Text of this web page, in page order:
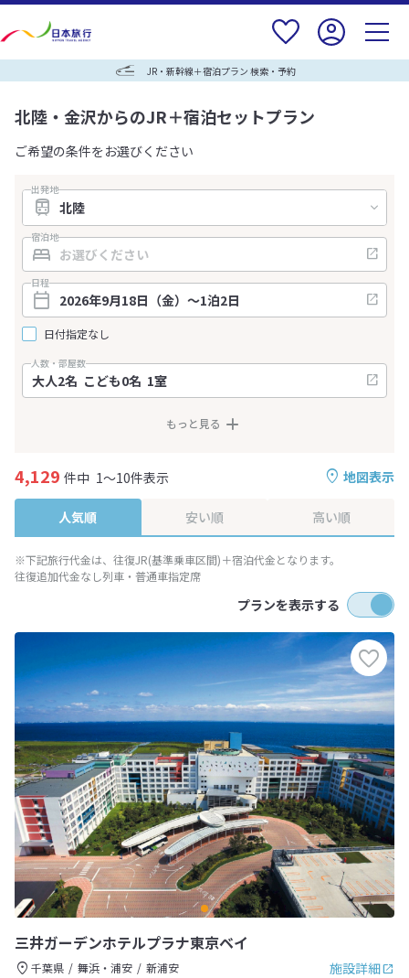
JR・新幹線＋宿泊プラン 検索・予約
北陸・金沢からのJR＋宿泊セットプラン
ご希望の条件をお選びください
出発地
宿泊地
日程
日付指定なし
人数・部屋数
もっと見る
地図表示
4,129 件中 1～10件表示
人気順 安い順 高い順
※下記旅行代金は、往復JR(基準乗車区間)＋宿泊代金となります。
往復追加代金なし列車・普通車指定席
プランを表示する
三井ガーデンホテルプラナ東京ベイ
施設詳細
千葉県 舞浜・浦安
新浦安